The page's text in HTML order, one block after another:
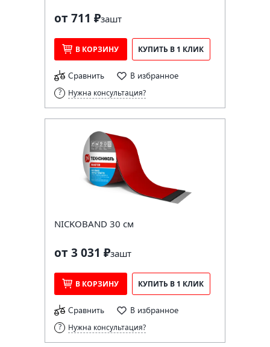
от 711 ₽зашт
В КОРЗИНУ КУПИТЬ В 1 КЛИК
Сравнить В избранное
Нужна консультация?
NICKOBAND 30 см
от 3 031 ₽зашт
В КОРЗИНУ КУПИТЬ В 1 КЛИК
Сравнить В избранное
Нужна консультация?